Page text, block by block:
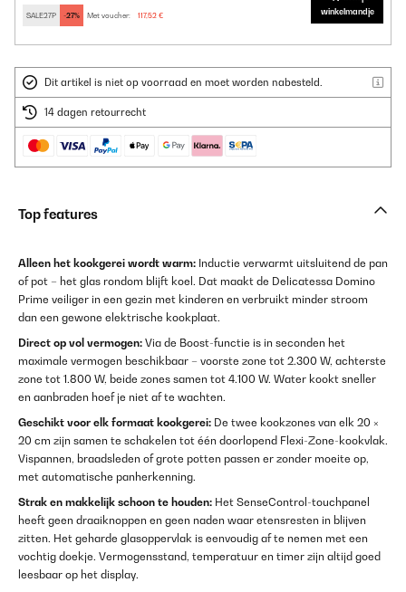
SALE27P -27% Met voucher: 117,52 €
winkelmandje
Dit artikel is niet op voorraad en moet worden nabesteld.
14 dagen retourrecht
Top features
Alleen het kookgerei wordt warm: Inductie verwarmt uitsluitend de pan
of pot – het glas rondom blijft koel. Dat maakt de Delicatessa Domino
Prime veiliger in een gezin met kinderen en verbruikt minder stroom
dan een gewone elektrische kookplaat.
Direct op vol vermogen: Via de Boost-functie is in seconden het
maximale vermogen beschikbaar – voorste zone tot 2.300 W, achterste
zone tot 1.800 W, beide zones samen tot 4.100 W. Water kookt sneller
en aanbraden hoef je niet af te wachten.
Geschikt voor elk formaat kookgerei: De twee kookzones van elk 20 ×
20 cm zijn samen te schakelen tot één doorlopend Flexi-Zone-kookvlak.
Vispannen, braadsleden of grote potten passen er zonder moeite op,
met automatische panherkenning.
Strak en makkelijk schoon te houden: Het SenseControl-touchpanel
heeft geen draaiknoppen en geen naden waar etensresten in blijven
zitten. Het geharde glasoppervlak is eenvoudig af te nemen met een
vochtig doekje. Vermogensstand, temperatuur en timer zijn altijd goed
leesbaar op het display.